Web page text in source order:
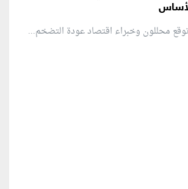
محللون وخبراء اقتصاد عودة التضخم...